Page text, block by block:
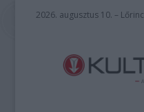
2026. augusztus 10. – Lőrinc